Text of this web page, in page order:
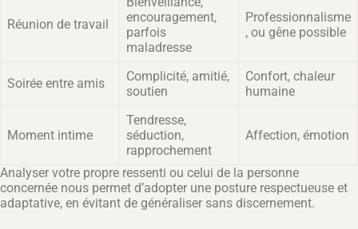
Réunion de travail
encouragement,
parfois
maladresse
Professionnalisme
, ou gêne possible
Soirée entre amis
Complicité, amitié,
soutien
Confort, chaleur
humaine
Moment intime
Tendresse,
séduction,
rapprochement
Affection, émotion
Analyser votre propre ressenti ou celui de la personne
concernée nous permet d’adopter une posture respectueuse et
adaptative, en évitant de généraliser sans discernement.